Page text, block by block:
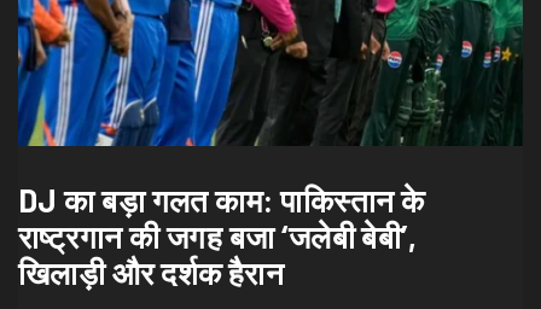
DJ का बड़ा गलत काम: पाकिस्तान के
राष्ट्रगान की जगह बजा ‘जलेबी बेबी’,
खिलाड़ी और दर्शक हैरान